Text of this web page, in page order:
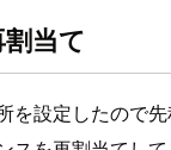
当て
を設定したので